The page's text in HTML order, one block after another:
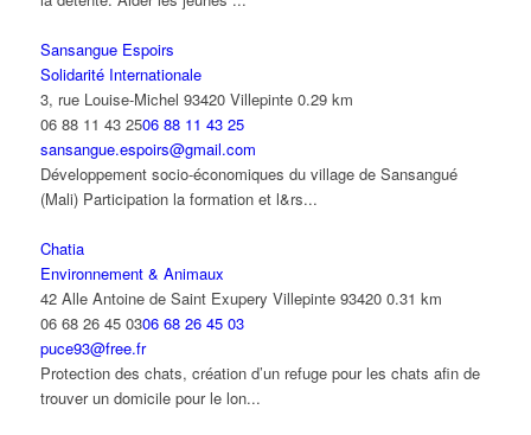
Sansangue Espoirs
Solidarité Internationale
3, rue Louise-Michel 93420 Villepinte 0.29 km
06 88 11 43 2506 88 11 43 25
sansangue.espoirs@gmail.com
Développement socio-économiques du village de Sansangué
(Mali) Participation la formation et l&rs...
Chatia
Environnement & Animaux
42 Alle Antoine de Saint Exupery Villepinte 93420 0.31 km
06 68 26 45 0306 68 26 45 03
puce93@free.fr
Protection des chats, création d’un refuge pour les chats afin de
trouver un domicile pour le lon...